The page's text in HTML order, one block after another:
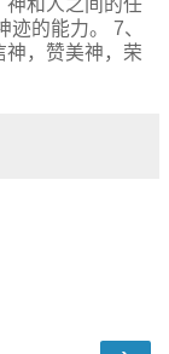
的能力。 7、
神，赞美神，荣